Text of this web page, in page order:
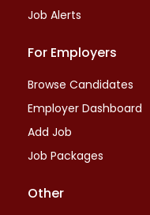
Job Alerts
For Employers
Browse Candidates
Employer Dashboard
Add Job
Job Packages
Other